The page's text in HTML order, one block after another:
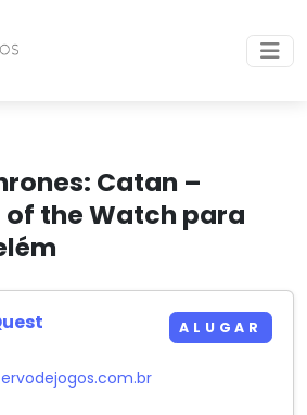
Catan –
the Watch para
ALUGAR